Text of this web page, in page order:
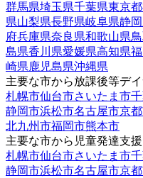
群馬県埼玉県千葉県東京都
県山梨県長野県岐阜県静
府兵庫県奈良県和歌山県
島県香川県愛媛県高知県
崎県鹿児島県沖縄県
主要な市から放課後等デ
札幌市仙台市さいたま市
静岡市浜松市名古屋市京
北九州市福岡市熊本市
主要な市から児童発達支
札幌市仙台市さいたま市
静岡市浜松市名古屋市京